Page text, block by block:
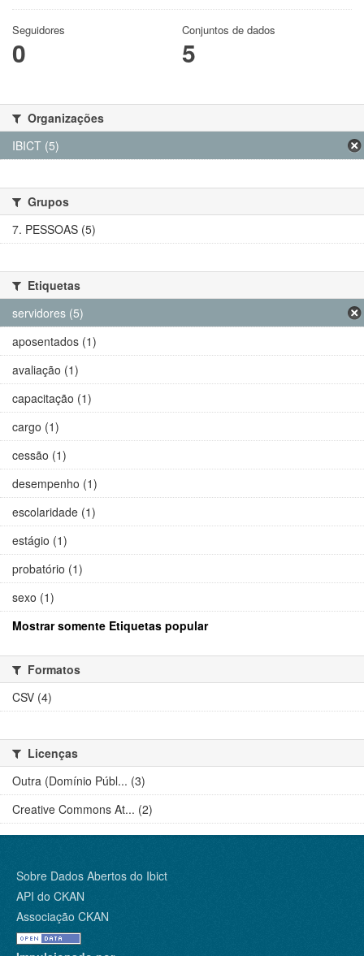
Seguidores
0
Conjuntos de dados
5
Organizações
IBICT (5)
Grupos
7. PESSOAS (5)
Etiquetas
servidores (5)
aposentados (1)
avaliação (1)
capacitação (1)
cargo (1)
cessão (1)
desempenho (1)
escolaridade (1)
estágio (1)
probatório (1)
sexo (1)
Mostrar somente Etiquetas popular
Formatos
CSV (4)
Licenças
Outra (Domínio Públ... (3)
Creative Commons At... (2)
Sobre Dados Abertos do Ibict
API do CKAN
Associação CKAN